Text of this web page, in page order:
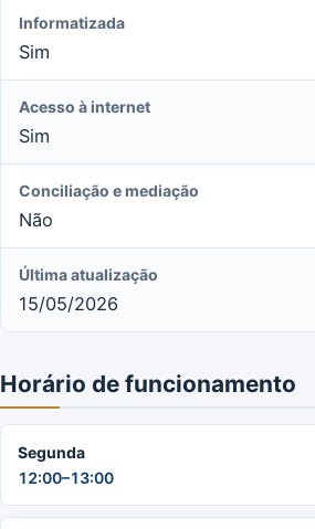
Informatizada
Sim
Acesso à internet
Sim
Conciliação e mediação
Não
Última atualização
15/05/2026
Horário de funcionamento
Segunda
12:00–13:00